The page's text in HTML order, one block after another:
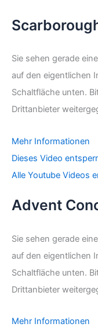
Sie sehen gerade
auf den eigentlichen
Schaltfläche unten.
Drittanbieter
Mehr Informationen
Dieses Video
Alle Youtube Videos
Advent
Sie sehen gerade
auf den eigentlichen
Schaltfläche unten.
Drittanbieter
Mehr Informationen